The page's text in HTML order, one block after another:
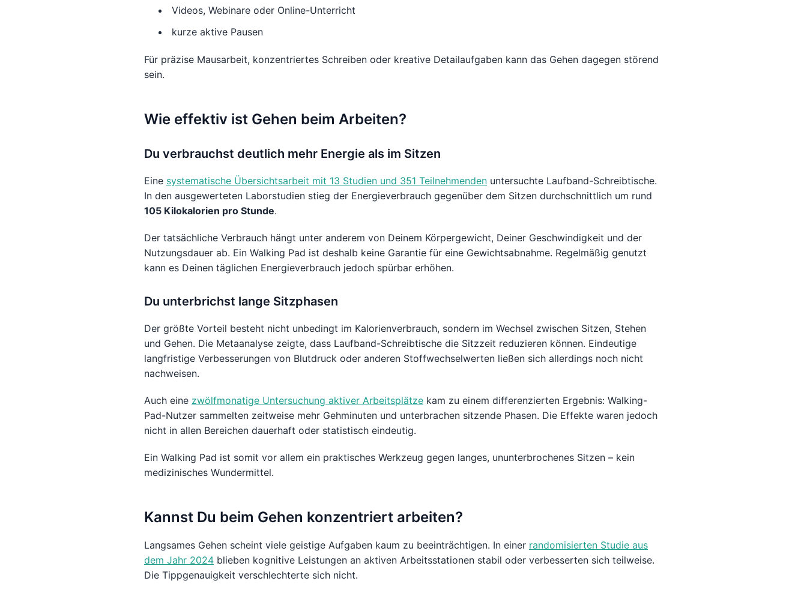
Videos, Webinare oder Online-Unterricht
kurze aktive Pausen
Für präzise Mausarbeit, konzentriertes Schreiben oder kreative Detailaufgaben kann das Gehen dagegen störend
sein.
Wie effektiv ist Gehen beim Arbeiten?
Du verbrauchst deutlich mehr Energie als im Sitzen
Eine systematische Übersichtsarbeit mit 13 Studien und 351 Teilnehmenden untersuchte Laufband-Schreibtische.
In den ausgewerteten Laborstudien stieg der Energieverbrauch gegenüber dem Sitzen durchschnittlich um rund
105 Kilokalorien pro Stunde.
Der tatsächliche Verbrauch hängt unter anderem von Deinem Körpergewicht, Deiner Geschwindigkeit und der
Nutzungsdauer ab. Ein Walking Pad ist deshalb keine Garantie für eine Gewichtsabnahme. Regelmäßig genutzt
kann es Deinen täglichen Energieverbrauch jedoch spürbar erhöhen.
Du unterbrichst lange Sitzphasen
Der größte Vorteil besteht nicht unbedingt im Kalorienverbrauch, sondern im Wechsel zwischen Sitzen, Stehen
und Gehen. Die Metaanalyse zeigte, dass Laufband-Schreibtische die Sitzzeit reduzieren können. Eindeutige
langfristige Verbesserungen von Blutdruck oder anderen Stoffwechselwerten ließen sich allerdings noch nicht
nachweisen.
Auch eine zwölfmonatige Untersuchung aktiver Arbeitsplätze kam zu einem differenzierten Ergebnis: Walking-
Pad-Nutzer sammelten zeitweise mehr Gehminuten und unterbrachen sitzende Phasen. Die Effekte waren jedoch
nicht in allen Bereichen dauerhaft oder statistisch eindeutig.
Ein Walking Pad ist somit vor allem ein praktisches Werkzeug gegen langes, ununterbrochenes Sitzen – kein
medizinisches Wundermittel.
Kannst Du beim Gehen konzentriert arbeiten?
Langsames Gehen scheint viele geistige Aufgaben kaum zu beeinträchtigen. In einer randomisierten Studie aus
dem Jahr 2024 blieben kognitive Leistungen an aktiven Arbeitsstationen stabil oder verbesserten sich teilweise.
Die Tippgenauigkeit verschlechterte sich nicht.